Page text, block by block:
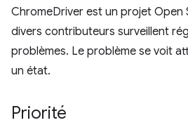
ChromeDriver est un projet Open
divers contributeurs surveillent
problèmes. Le problème se voit
un état.
Priorité